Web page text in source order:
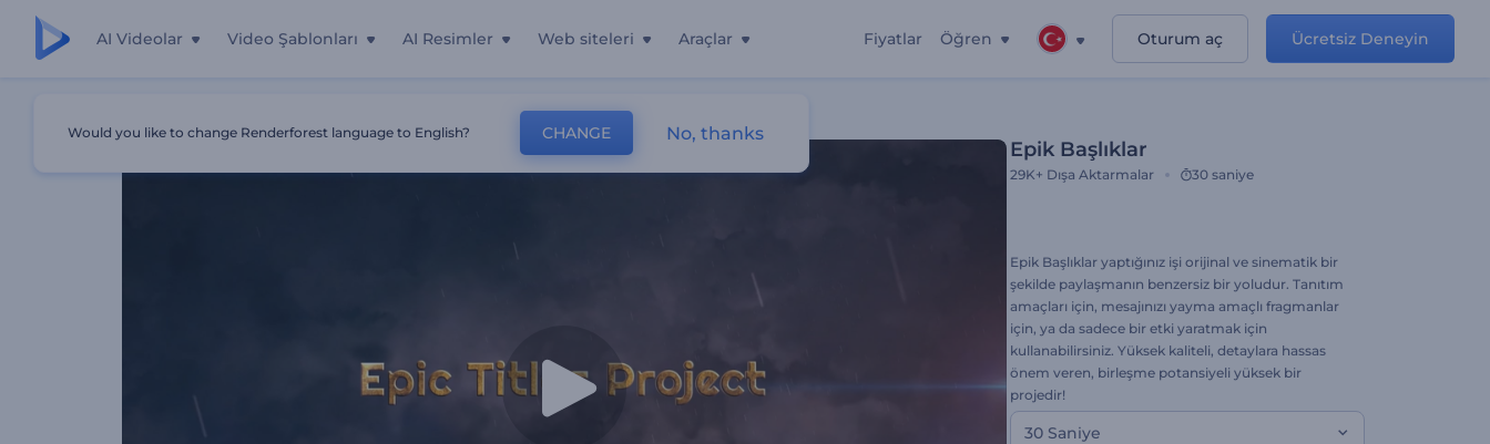
AI Videolar Video Şablonları AI Resimler Web siteleri Araçlar Fiyatlar Öğren Oturum aç Ücretsiz Deneyin
Epik Başlıklar
29K+ Dışa Aktarmalar 30 saniye
Epik Başlıklar yaptığınız işi orijinal ve sinematik bir
şekilde paylaşmanın benzersiz bir yoludur. Tanıtım
amaçları için, mesajınızı yayma amaçlı fragmanlar
için, ya da sadece bir etki yaratmak için
kullanabilirsiniz. Yüksek kaliteli, detaylara hassas
önem veren, birleşme potansiyeli yüksek bir
projedir!
30 Saniye
Would you like to change Renderforest language to English? CHANGE No, thanks